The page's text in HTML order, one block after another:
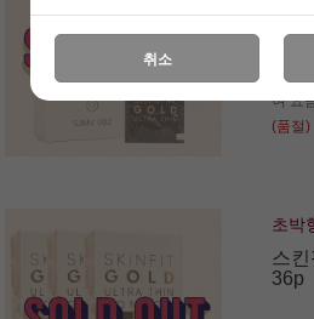
윤활
여 요
(품절)
초박
스
36p
취소